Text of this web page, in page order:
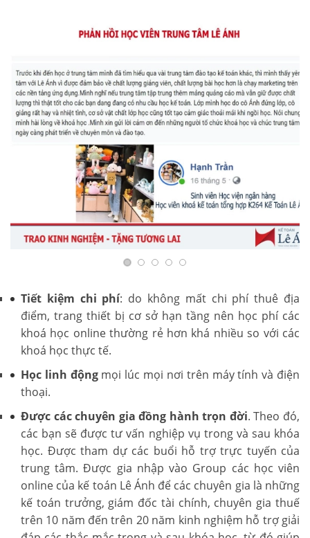
Tiết kiệm chi phí: do không mất chi phí thuê địa
điểm, trang thiết bị cơ sở hạn tầng nên học phí các
khoá học online thường rẻ hơn khá nhiều so với các
khoá học thực tế.
Học linh độngmọi lúc mọi nơi trên máy tính và điện
thoại.
Được các chuyên gia đồng hành trọn đời. Theo đó,
các bạn sẽ được tư vấn nghiệp vụ trong và sau khóa
học. Được tham dự các buổi hỗ trợ trực tuyến của
trung tâm. Được gia nhập vào Group các học viên
online của kế toán Lê Ánh để các chuyên gia là những
kế toán trưởng, giám đốc tài chính, chuyên gia thuế
trên 10 năm đến trên 20 năm kinh nghiệm hỗ trợ giải